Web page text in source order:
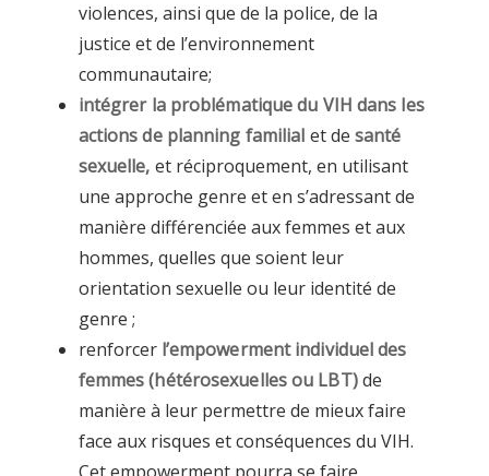
violences, ainsi que de la police, de la
justice et de l’environnement
communautaire;
intégrer la problématique du VIH dans les
actions de planning familial et de santé
sexuelle, et réciproquement, en utilisant
une approche genre et en s’adressant de
manière différenciée aux femmes et aux
hommes, quelles que soient leur
orientation sexuelle ou leur identité de
genre ;
renforcerl’empowerment individuel des
femmes (hétérosexuelles ou LBT)de
manière à leur permettre de mieux faire
face aux risques et conséquences du VIH.